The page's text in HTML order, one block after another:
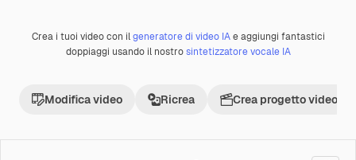
Premium
Crea i tuoi video con ilgeneratore di video IAe aggiungi fantastici
doppiaggi usando il nostrosintetizzatore vocale IA
Modifica video Ricrea Crea progetto video